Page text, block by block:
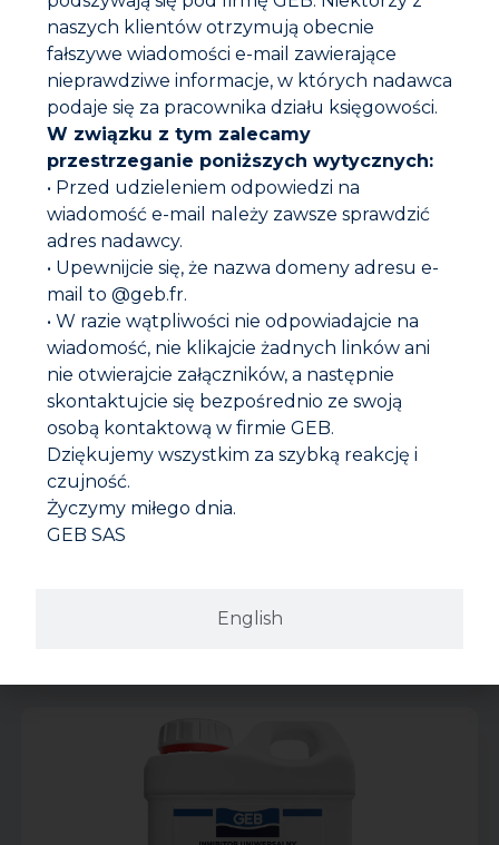
G70 NEUTRALIZATOR 1L
G90 ŚRODEK CZYSZCZĄCY I DETERGENT
English
naszych klientów otrzymują obecnie
fałszywe wiadomości e-mail zawierające
nieprawdziwe informacje, w których nadawca
podaje się za pracownika działu księgowości.
W związku z tym zalecamy
przestrzeganie poniższych wytycznych:
• Przed udzieleniem odpowiedzi na
wiadomość e-mail należy zawsze sprawdzić
adres nadawcy.
• Upewnijcie się, że nazwa domeny adresu e-
mail to @geb.fr.
• W razie wątpliwości nie odpowiadajcie na
wiadomość, nie klikajcie żadnych linków ani
nie otwierajcie załączników, a następnie
skontaktujcie się bezpośrednio ze swoją
osobą kontaktową w firmie GEB.
Dziękujemy wszystkim za szybką reakcję i
czujność.
Życzymy miłego dnia.
GEB SAS